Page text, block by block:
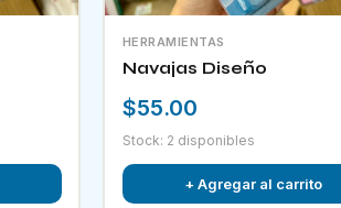
HERRAMIENTAS
Navajas Diseño
$55.00
Stock: 2 disponibles
+ Agregar al carrito